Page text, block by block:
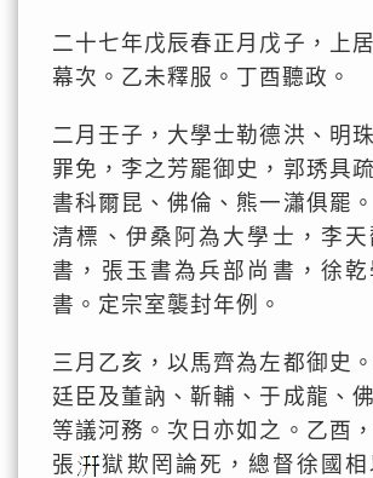
二十七年戊辰春正月戊子，上
幕次。乙未釋服。丁酉聽政。
二月壬子，大學士勒德洪、明
罪免，李之芳罷御史，郭琇具
書科爾昆、佛倫、熊一瀟俱罷
清標、伊桑阿為大學士，李天
書，張玉書為兵部尚書，徐
書。定宗室襲封年例。
三月乙亥，以馬齊為左都御史
廷臣及董訥、靳輔、于成龍、
等議河務。次日亦如之。乙酉
張
獄欺罔論死，總督徐國